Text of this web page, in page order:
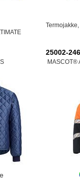
Termojakke,
25002-246
MASCOT®